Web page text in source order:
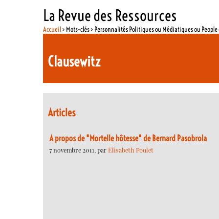
La Revue des Ressources
Accueil> Mots-clés > Personnalités Politiques ou Médiatiques ou
Clausewitz
Articles
A propos de "Mortelle hôtesse" de Bernard Pasobrola
7 novembre 2011, parElisabeth Poulet